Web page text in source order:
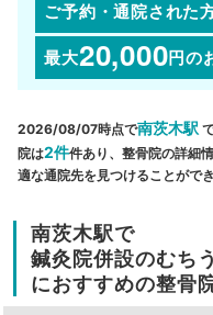
ご予約・通院された
最大20,000円の
2026/08/07時点で南茨木駅
院は2件件あり、整骨院の詳細
適な通院先を見つけることができ
南茨木駅で
鍼灸院併設のむち
におすすめの整骨